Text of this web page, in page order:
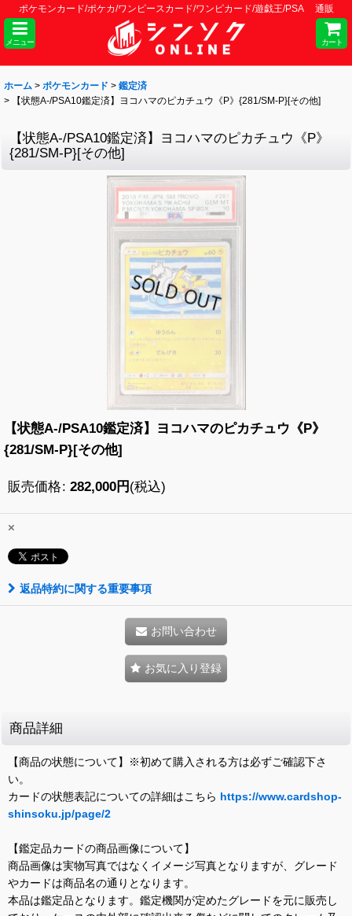
ポケモンカード/ポケカ/ワンピースカード/ワンピカード/遊戯王/PSA 通販
メニュー カート
ホーム > ポケモンカード > 鑑定済
>
【状態A-/PSA10鑑定済】ヨコハマのピカチュウ《P》{281/SM-P}[その他]
【状態A-/PSA10鑑定済】ヨコハマのピカチュウ《P》
{281/SM-P}[その他]
【状態A-/PSA10鑑定済】ヨコハマのピカチュウ《P》
{281/SM-P}[その他]
販売価格: 282,000円 (税込)
×
返品特約に関する重要事項
お問い合わせ
お気に入り登録
商品詳細
【商品の状態について】※初めて購入される方は必ずご確認下さ
い。
カードの状態表記についての詳細はこちら https://www.cardshop-
shinsoku.jp/page/2
【鑑定品カードの商品画像について】
商品画像は実物写真ではなくイメージ写真となりますが、グレード
やカードは商品名の通りとなります。
本品は鑑定品となります。鑑定機関が定めたグレードを元に販売し